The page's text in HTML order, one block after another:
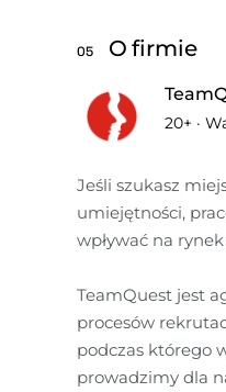
05 O firmie
20+ ·
Jeśli szukasz
umiejętności,
wpływać na
TeamQuest jest
procesów
podczas którego
prowadzimy dla